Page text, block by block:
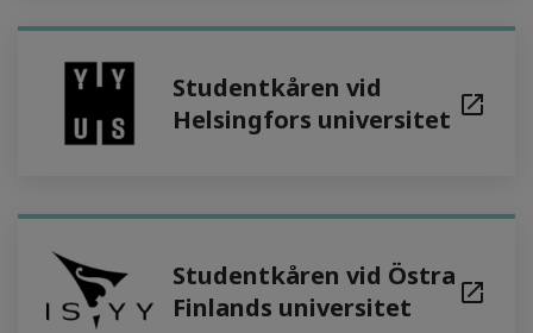
Studentkåren vid
Helsingfors universitet
Studentkåren vid Östra
Finlands universitet